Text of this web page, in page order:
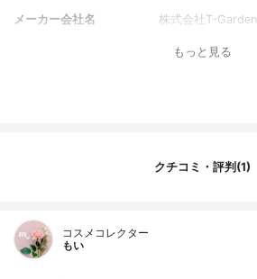
メーカー会社名 株式会社T-Garden
もっと見る
クチコミ・評判(1)
コスメコレクター
もい